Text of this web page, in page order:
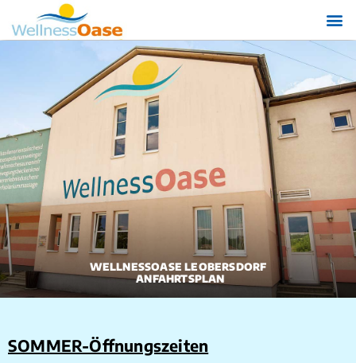
WELLNESSOASE LEOBERSDORF
ANFAHRTSPLAN
SOMMER-Öffnungszeiten